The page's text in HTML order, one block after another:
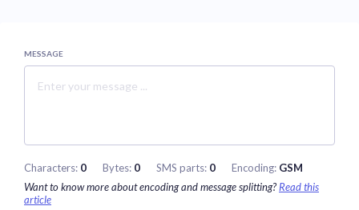
MESSAGE
Characters: 0 Bytes: 0 SMS parts: 0 Encoding: GSM
Want to know more about encoding and message splitting? Read this
article